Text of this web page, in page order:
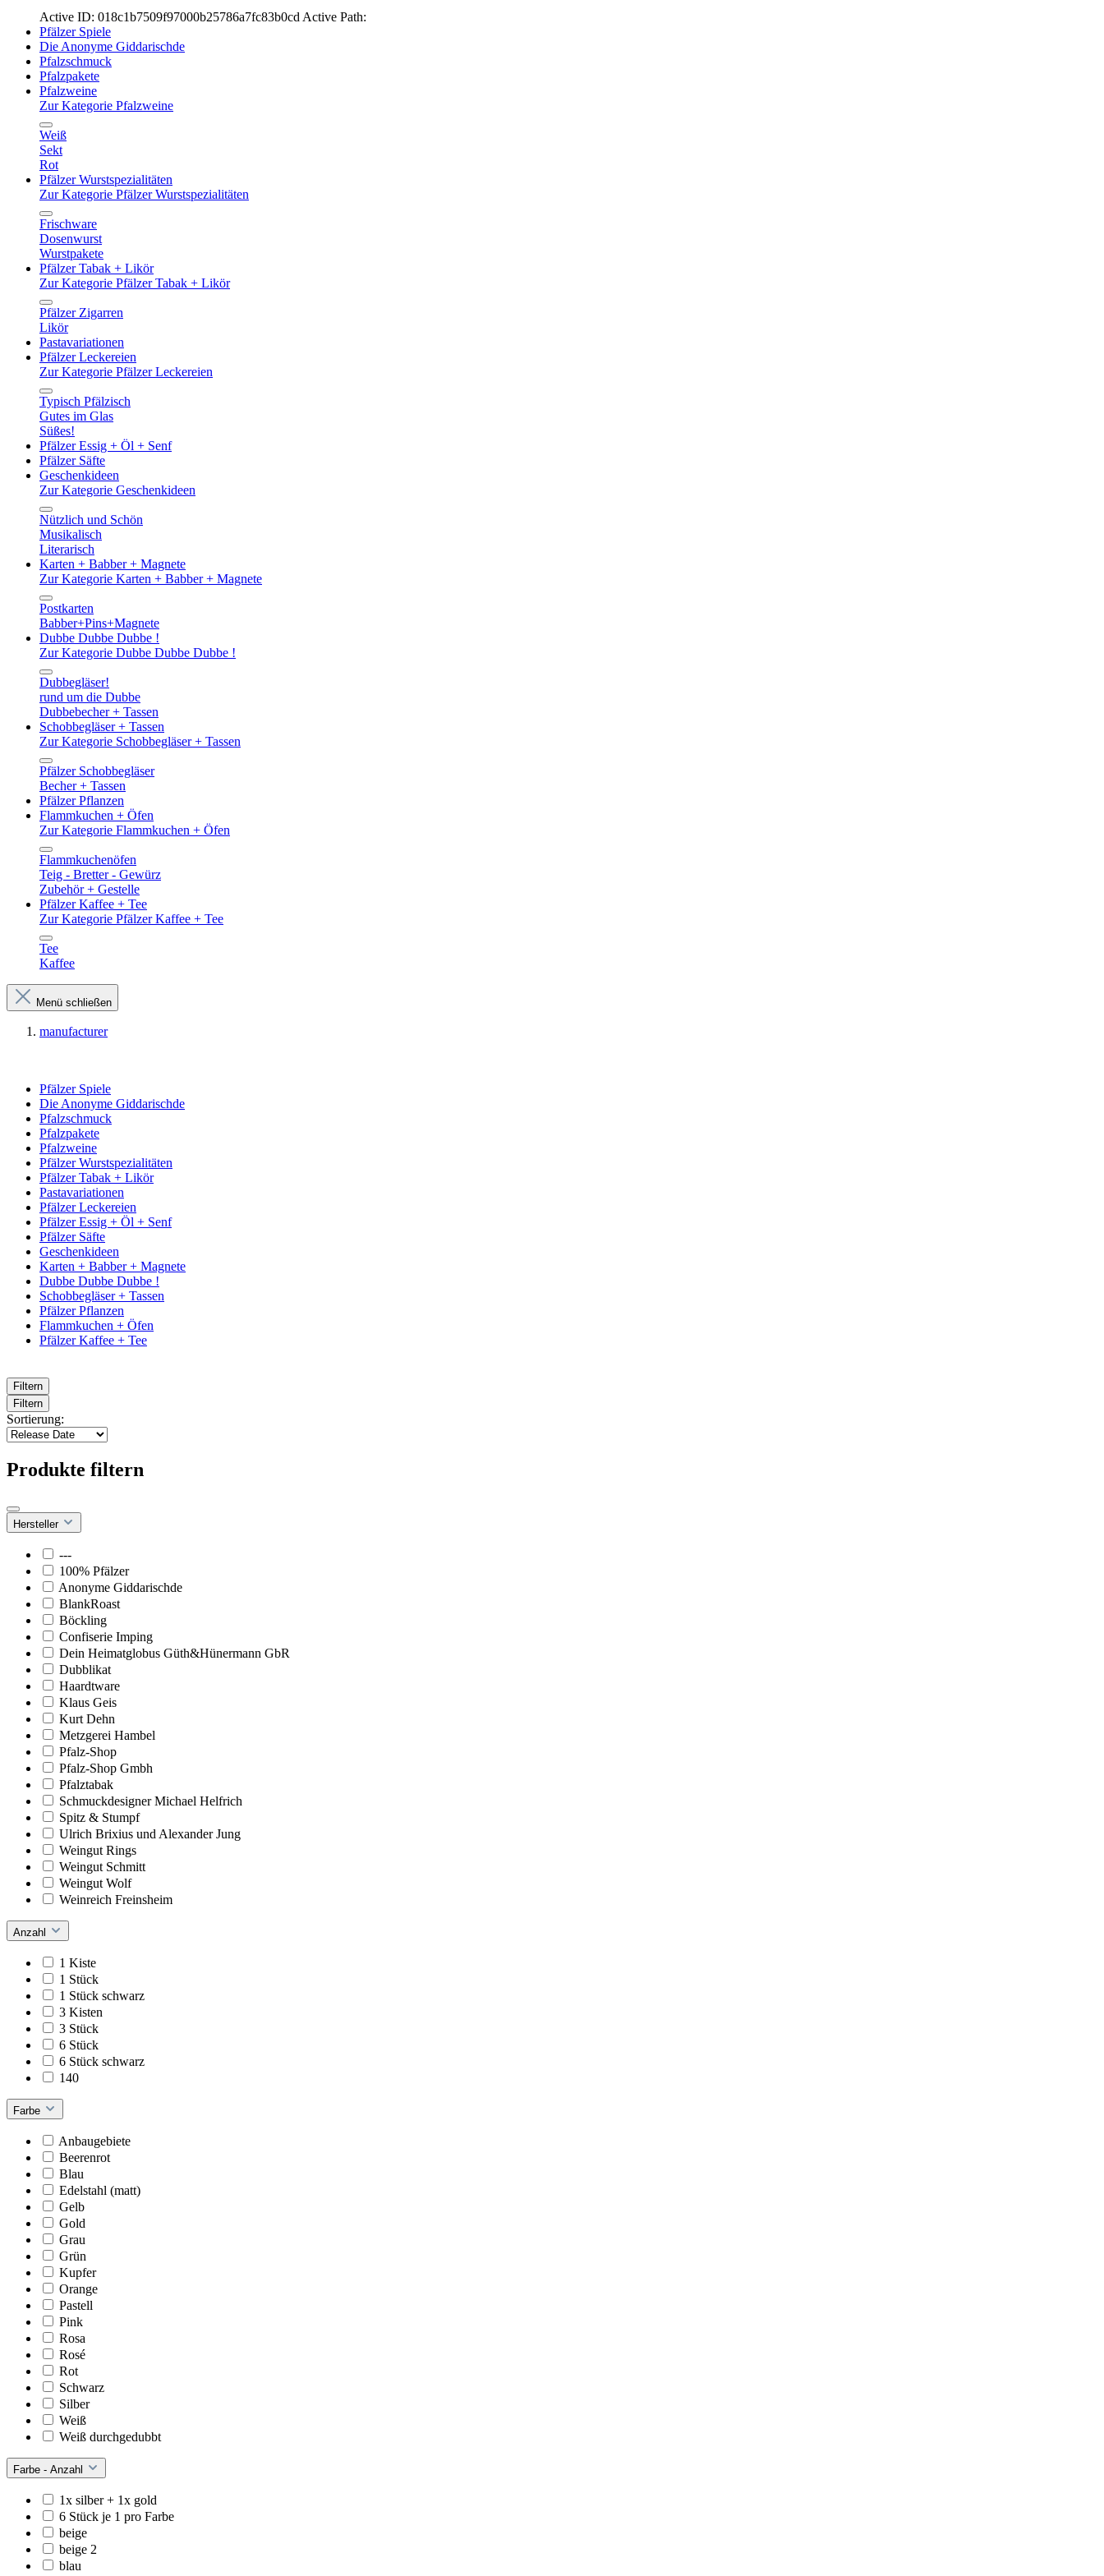
Active ID: 018c1b7509f97000b25786a7fc83b0cd Active Path:
Pfälzer Spiele
Die Anonyme Giddarischde
Pfalzschmuck
Pfalzpakete
Pfalzweine
Zur Kategorie Pfalzweine
Weiß
Sekt
Rot
Pfälzer Wurstspezialitäten
Zur Kategorie Pfälzer Wurstspezialitäten
Frischware
Dosenwurst
Wurstpakete
Pfälzer Tabak + Likör
Zur Kategorie Pfälzer Tabak + Likör
Pfälzer Zigarren
Likör
Pastavariationen
Pfälzer Leckereien
Zur Kategorie Pfälzer Leckereien
Typisch Pfälzisch
Gutes im Glas
Süßes!
Pfälzer Essig + Öl + Senf
Pfälzer Säfte
Geschenkideen
Zur Kategorie Geschenkideen
Nützlich und Schön
Musikalisch
Literarisch
Karten + Babber + Magnete
Zur Kategorie Karten + Babber + Magnete
Postkarten
Babber+Pins+Magnete
Dubbe Dubbe Dubbe !
Zur Kategorie Dubbe Dubbe Dubbe !
Dubbegläser!
rund um die Dubbe
Dubbebecher + Tassen
Schobbegläser + Tassen
Zur Kategorie Schobbegläser + Tassen
Pfälzer Schobbegläser
Becher + Tassen
Pfälzer Pflanzen
Flammkuchen + Öfen
Zur Kategorie Flammkuchen + Öfen
Flammkuchenöfen
Teig - Bretter - Gewürz
Zubehör + Gestelle
Pfälzer Kaffee + Tee
Zur Kategorie Pfälzer Kaffee + Tee
Tee
Kaffee
Menü schließen
manufacturer
Pfälzer Spiele
Die Anonyme Giddarischde
Pfalzschmuck
Pfalzpakete
Pfalzweine
Pfälzer Wurstspezialitäten
Pfälzer Tabak + Likör
Pastavariationen
Pfälzer Leckereien
Pfälzer Essig + Öl + Senf
Pfälzer Säfte
Geschenkideen
Karten + Babber + Magnete
Dubbe Dubbe Dubbe !
Schobbegläser + Tassen
Pfälzer Pflanzen
Flammkuchen + Öfen
Pfälzer Kaffee + Tee
Filtern
Filtern
Sortierung:
Produkte filtern
Hersteller
---
100% Pfälzer
Anonyme Giddarischde
BlankRoast
Böckling
Confiserie Imping
Dein Heimatglobus Güth&Hünermann GbR
Dubblikat
Haardtware
Klaus Geis
Kurt Dehn
Metzgerei Hambel
Pfalz-Shop
Pfalz-Shop Gmbh
Pfalztabak
Schmuckdesigner Michael Helfrich
Spitz & Stumpf
Ulrich Brixius und Alexander Jung
Weingut Rings
Weingut Schmitt
Weingut Wolf
Weinreich Freinsheim
Anzahl
1 Kiste
1 Stück
1 Stück schwarz
3 Kisten
3 Stück
6 Stück
6 Stück schwarz
140
Farbe
Anbaugebiete
Beerenrot
Blau
Edelstahl (matt)
Gelb
Gold
Grau
Grün
Kupfer
Orange
Pastell
Pink
Rosa
Rosé
Rot
Schwarz
Silber
Weiß
Weiß durchgedubbt
Farbe - Anzahl
1x silber + 1x gold
6 Stück je 1 pro Farbe
beige
beige 2
blau